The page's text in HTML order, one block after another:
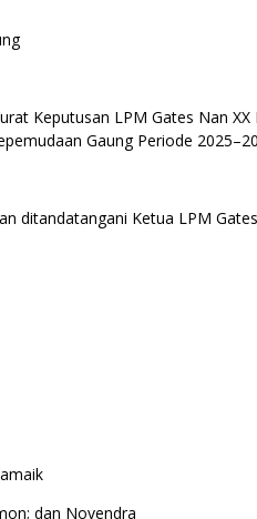
Keputusan LPM Gates Nan
Gaung Periode
ditandatangani Ketua LPM
dan Novendra